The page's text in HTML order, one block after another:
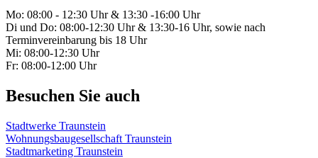
Mo: 08:00 - 12:30 Uhr & 13:30 -16:00 Uhr
Di und Do: 08:00-12:30 Uhr & 13:30-16 Uhr, sowie nach
Terminvereinbarung bis 18 Uhr
Mi: 08:00-12:30 Uhr
Fr: 08:00-12:00 Uhr
Besuchen Sie auch
Stadtwerke Traunstein
Wohnungsbaugesellschaft Traunstein
Stadtmarketing Traunstein